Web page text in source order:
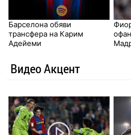
Барселона обяви
трансфера на Карим
Адейеми
Видео Акцент